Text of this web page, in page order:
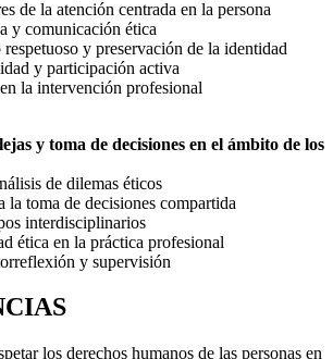
de la atención centrada en la persona
y comunicación ética
y preservación de la identidad
y participación activa
la intervención profesional
y toma de decisiones en el ámbito de los
de dilemas éticos
la toma de decisiones compartida
interdisciplinarios
ética en la práctica profesional
y supervisión
los derechos humanos de las personas en